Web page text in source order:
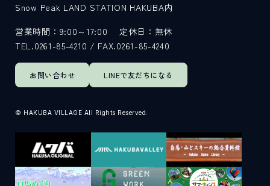
お問い合わせ LINEで友だちになる
Snow Peak LAND STATION HAKUBA内
営業時間：9:00～17:00
定休日：無休
TEL.0261-85-4210 / FAX.0261-85-4240
© HAKUBA VILLAGE All Rights Reserved.